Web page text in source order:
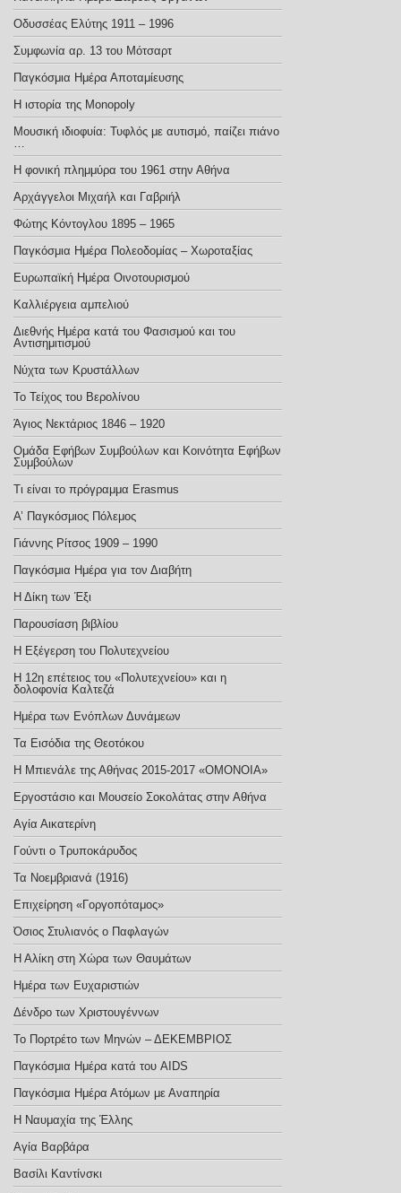
Οδυσσέας Ελύτης 1911 – 1996
Συμφωνία αρ. 13 του Μότσαρτ
Παγκόσμια Ημέρα Αποταμίευσης
Η ιστορία της Monopoly
Μουσική ιδιοφυία: Τυφλός με αυτισμό, παίζει πιάνο
…
Η φονική πλημμύρα του 1961 στην Αθήνα
Αρχάγγελοι Μιχαήλ και Γαβριήλ
Φώτης Κόντογλου 1895 – 1965
Παγκόσμια Ημέρα Πολεοδομίας – Χωροταξίας
Ευρωπαϊκή Ημέρα Οινοτουρισμού
Καλλιέργεια αμπελιού
Διεθνής Ημέρα κατά του Φασισμού και του
Αντισημιτισμού
Νύχτα των Κρυστάλλων
Το Τείχος του Βερολίνου
Άγιος Νεκτάριος 1846 – 1920
Ομάδα Εφήβων Συμβούλων και Κοινότητα Εφήβων
Συμβούλων
Τι είναι το πρόγραμμα Erasmus
Α’ Παγκόσμιος Πόλεμος
Γιάννης Ρίτσος 1909 – 1990
Παγκόσμια Ημέρα για τον Διαβήτη
Η Δίκη των Έξι
Παρουσίαση βιβλίου
Η Εξέγερση του Πολυτεχνείου
Η 12η επέτειος του «Πολυτεχνείου» και η
δολοφονία Καλτεζά
Ημέρα των Ενόπλων Δυνάμεων
Τα Εισόδια της Θεοτόκου
Η Μπιενάλε της Αθήνας 2015-2017 «ΟΜΟΝΟΙΑ»
Εργοστάσιο και Μουσείο Σοκολάτας στην Αθήνα
Αγία Αικατερίνη
Γούντι ο Τρυποκάρυδος
Τα Νοεμβριανά (1916)
Επιχείρηση «Γοργοπόταμος»
Όσιος Στυλιανός ο Παφλαγών
Η Αλίκη στη Χώρα των Θαυμάτων
Ημέρα των Ευχαριστιών
Δένδρο των Χριστουγέννων
Το Πορτρέτο των Μηνών – ΔΕΚΕΜΒΡΙΟΣ
Παγκόσμια Ημέρα κατά του AIDS
Παγκόσμια Ημέρα Ατόμων με Αναπηρία
Η Ναυμαχία της Έλλης
Αγία Βαρβάρα
Βασίλι Καντίνσκι